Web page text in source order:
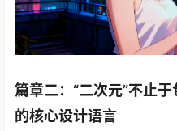
篇章二：“二次元”不止
的核心设计语言